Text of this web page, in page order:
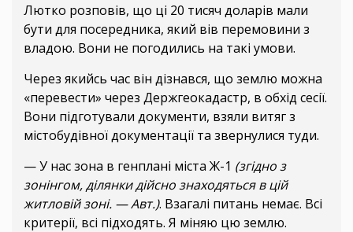
Лютко розповів, що ці 20 тисяч доларів мали
бути для посередника, який вів перемовини з
владою. Вони не погодились на такі умови.
Через якийсь час він дізнався, що землю можна
«перевести» через Держгеокадастр, в обхід сесії.
Вони підготували документи, взяли витяг з
містобудівної документації та звернулися туди.
— У нас зона в генплані міста Ж-1 (згідно з
зонінгом, ділянки дійсно знаходяться в цій
житловій зоні. — Авт.). Взагалі питань немає. Всі
критерії, всі підходять. Я міняю цю землю.